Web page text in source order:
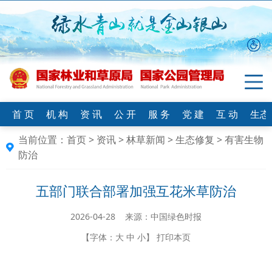
首 页 机 构 资 讯 公 开 服 务 党 建 互 动
生
当前位置： 首页> 资讯>林草新闻 >生态修复 >有害生物
防治
五部门联合部署加强互花米草防治
2026-04-28 来源：中国绿色时报
【字体： 大 中 小】 打印本页